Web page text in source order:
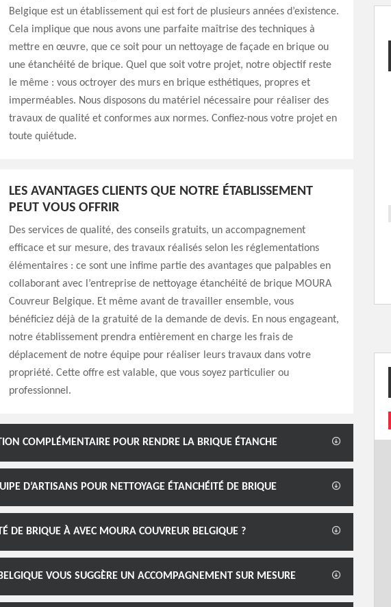
Belgique est un établissement qui est fort de plusieurs années d’existence.
Cela implique que nous avons une parfaite maîtrise des techniques à
mettre en œuvre, que ce soit pour un nettoyage de façade en brique ou
une étanchéité de brique. Quel que soit votre projet, notre objectif reste
le même : vous octroyer des murs en brique esthétiques, propres et
imperméables. Nous disposons du matériel nécessaire pour réaliser des
travaux de qualité et conformes aux normes. Confiez-nous votre projet en
toute quiétude.
LES AVANTAGES CLIENTS QUE NOTRE ÉTABLISSEMENT
PEUT VOUS OFFRIR
Des services de qualité, des conseils gratuits, un accompagnement
efficace et sur mesure, des travaux réalisés selon les réglementations
élémentaires : ce sont une infime partie des avantages que palpables en
collaborant avec l’entreprise de nettoyage étanchéité de brique MOURA
Couvreur Belgique. Et même avant de travailler ensemble, vous
bénéficiez déjà de la gratuité de la demande de devis. En nous engageant,
notre établissement prendra entièrement en charge les frais de
déplacement de notre équipe pour réaliser leurs travaux dans votre
propriété. Cette offre est valable, que vous soyez particulier ou
professionnel.
COMPLÉMENTAIRE POUR RENDRE LA BRIQUE ÉTANCHE
D’ARTISANS POUR NETTOYAGE ÉTANCHÉITÉ DE BRIQUE
DE BRIQUE À AVEC MOURA COUVREUR BELGIQUE ?
VOUS SUGGÈRE UN ACCOMPAGNEMENT SUR MESURE